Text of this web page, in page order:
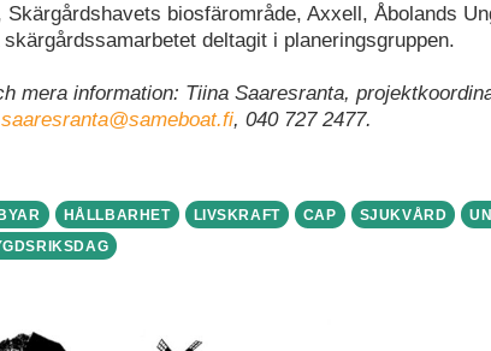
HÅLLBARHET LIVSKRAFT CAP SJUKVÅRD
Skärgårdshavets biosfärområde, Axxell, Åbolands
deltagit i planeringsgruppen.
mera information: Tiina Saaresranta,
, 040 727 2477.